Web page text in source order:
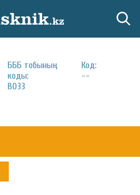
БББ тобының
коды:
B033
Код:
--